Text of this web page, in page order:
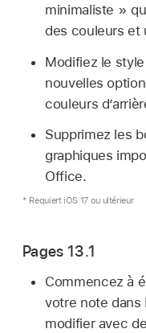
minimaliste »
des couleurs et
Modifiez le
nouvelles
couleurs
Supprimez les
graphiques
Office.
* Requiert iOS 17 ou ultérieur
Pages 13.1
Commencez à
votre note dans
modifier avec